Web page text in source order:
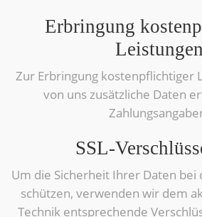
Erbringung
Leistungen
Zur Erbringung kostenpflichtiger
von uns zusätzliche Daten
SSL-
Um die Sicherheit Ihrer Daten bei
schützen, verwenden wir dem
Technik entsprechende